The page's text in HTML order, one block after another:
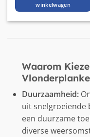
winkelwagen
Waarom
Duurzaamheid:
uit snelgroeiende
een duurzame
diverse